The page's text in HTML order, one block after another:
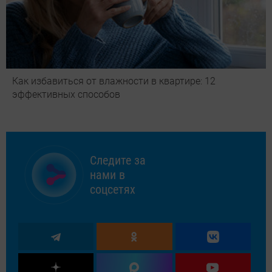
Как избавиться от влажности в квартире: 12
эффективных способов
Следите за
нами в
соцсетях